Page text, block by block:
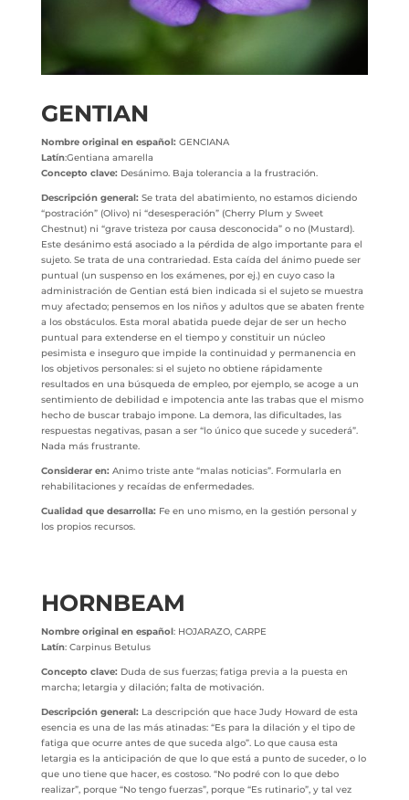
GENTIAN
Nombre original en español:GENCIANA
Latín:Gentiana amarella
Concepto clave:Desánimo. Baja tolerancia a la frustración.
Descripción general:Se trata del abatimiento, no estamos diciendo
“postración” (Olivo) ni “desesperación” (Cherry Plum y Sweet
Chestnut) ni “grave tristeza por causa desconocida” o no (Mustard).
Este desánimo está asociado a la pérdida de algo importante para el
sujeto. Se trata de una contrariedad. Esta caída del ánimo puede ser
puntual (un suspenso en los exámenes, por ej.) en cuyo caso la
administración de Gentian está bien indicada si el sujeto se muestra
muy afectado; pensemos en los niños y adultos que se abaten frente
a los obstáculos. Esta moral abatida puede dejar de ser un hecho
puntual para extenderse en el tiempo y constituir un núcleo
pesimista e inseguro que impide la continuidad y permanencia en
los objetivos personales: si el sujeto no obtiene rápidamente
resultados en una búsqueda de empleo, por ejemplo, se acoge a un
sentimiento de debilidad e impotencia ante las trabas que el mismo
hecho de buscar trabajo impone. La demora, las dificultades, las
respuestas negativas, pasan a ser “lo único que sucede y sucederá”.
Nada más frustrante.
Considerar en:Animo triste ante “malas noticias”. Formularla en
rehabilitaciones y recaídas de enfermedades.
Cualidad que desarrolla:Fe en uno mismo, en la gestión personal y
los propios recursos.
HORNBEAM
Nombre original en español: HOJARAZO, CARPE
Latín: Carpinus Betulus
Concepto clave:Duda de sus fuerzas; fatiga previa a la puesta en
marcha; letargia y dilación; falta de motivación.
Descripción general:La descripción que hace Judy Howard de esta
esencia es una de las más atinadas: “Es para la dilación y el tipo de
fatiga que ocurre antes de que suceda algo”. Lo que causa esta
letargia es la anticipación de que lo que está a punto de suceder, o lo
que uno tiene que hacer, es costoso. “No podré con lo que debo
realizar”, porque “No tengo fuerzas”, porque “Es rutinario”, y tal vez